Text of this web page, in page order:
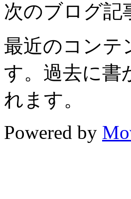
次のブログ記
最近のコンテ
す。過去に書
れます。
Powered by